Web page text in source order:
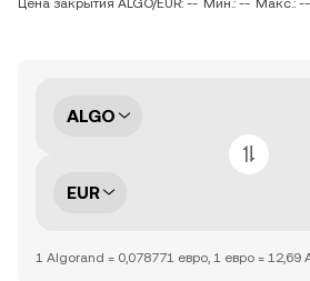
Цена закрытия ALGO/EUR: -- Мин.: -- Макс.: --
ALGO
EUR
1 Algorand = 0,078771 евро, 1 евро = 12,69